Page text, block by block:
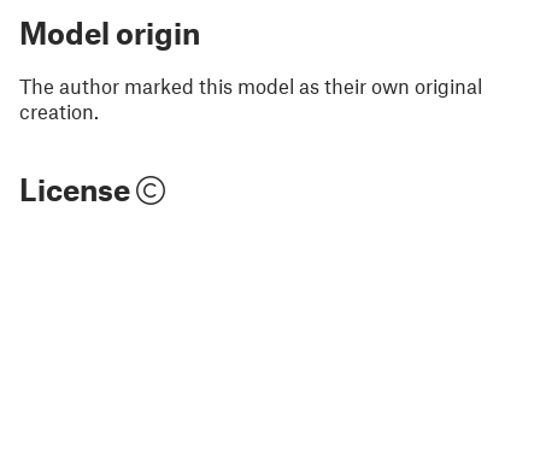
Model origin
The author marked this model as their own original
creation.
License